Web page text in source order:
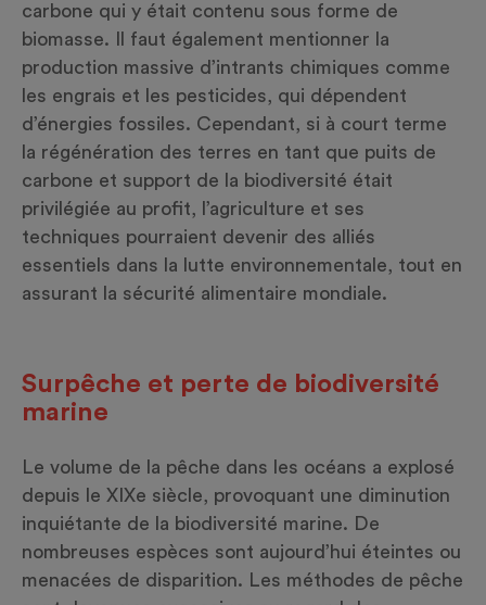
carbone qui y était contenu sous forme de
biomasse. Il faut également mentionner la
production massive d’intrants chimiques comme
les engrais et les pesticides, qui dépendent
d’énergies fossiles. Cependant, si à court terme
la régénération des terres en tant que puits de
carbone et support de la biodiversité était
privilégiée au profit, l’agriculture et ses
techniques pourraient devenir des alliés
essentiels dans la lutte environnementale, tout en
assurant la sécurité alimentaire mondiale.
Surpêche et perte de biodiversité
marine
Le volume de la pêche dans les océans a explosé
depuis le XIXe siècle, provoquant une diminution
inquiétante de la biodiversité marine. De
nombreuses espèces sont aujourd’hui éteintes ou
menacées de disparition. Les méthodes de pêche